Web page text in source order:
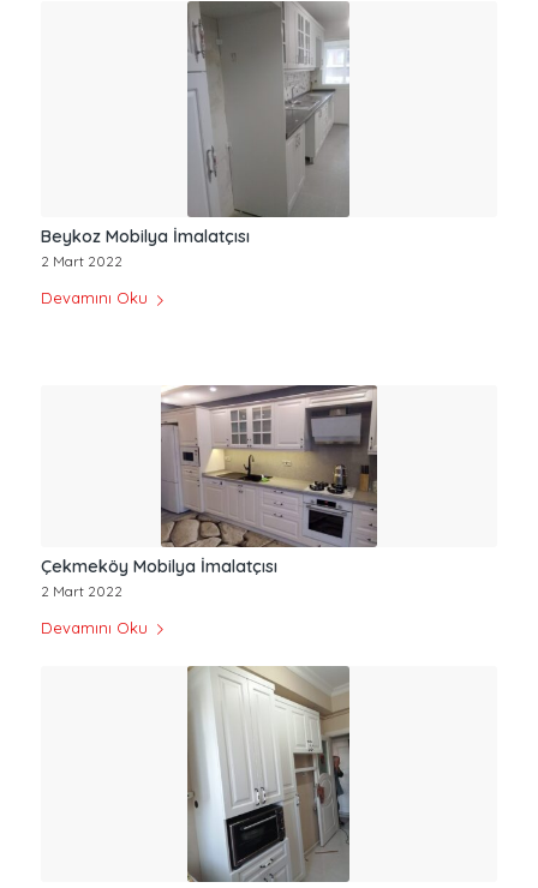
Beykoz Mobilya İmalatçısı
2 Mart 2022
Devamını Oku
Çekmeköy Mobilya İmalatçısı
2 Mart 2022
Devamını Oku